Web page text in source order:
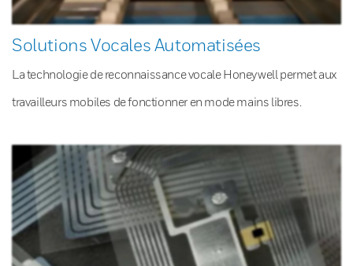
Solutions Vocales Automatisées
La technologie de reconnaissance vocale Honeywell permet aux
travailleurs mobiles de fonctionner en mode mains libres.